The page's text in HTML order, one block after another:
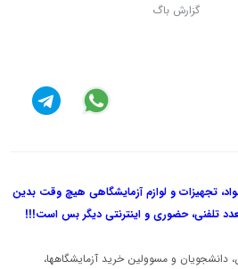
گزارش باگ
تجهیزات و لوازم آزمایشگاهی هیچ وقت بدین
تلفنی، حضوری و اینترنتی دیگر بس است!!!
دانشجویان و مسوولین خرید آزمایشگاهها،